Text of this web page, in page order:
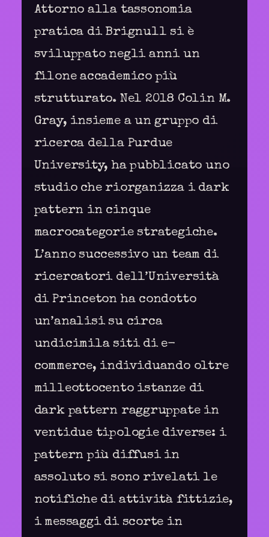
Attorno alla tassonomia
pratica di Brignull si è
sviluppato negli anni un
filone accademico più
strutturato. Nel 2018 Colin M.
Gray, insieme a un gruppo di
ricerca della Purdue
University, ha pubblicato uno
studio che riorganizza i dark
pattern in cinque
macrocategorie strategiche.
L’anno successivo un team di
ricercatori dell’Università
di Princeton ha condotto
un’analisi su circa
undicimila siti di e-
commerce, individuando oltre
milleottocento istanze di
dark pattern raggruppate in
ventidue tipologie diverse: i
pattern più diffusi in
assoluto si sono rivelati le
notifiche di attività fittizie,
i messaggi di scorte in